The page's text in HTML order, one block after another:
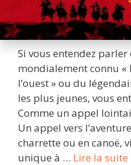
Si vous entendez
mondialement connu «
l’ouest » ou du
les plus jeunes, vous
Comme un appel
Un appel vers
charrette ou en canoë,
unique à … Lire la suite